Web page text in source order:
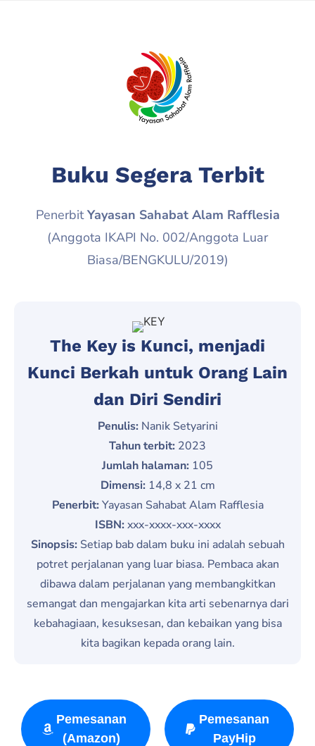
Buku Segera Terbit
PenerbitYayasan Sahabat Alam Rafflesia
(Anggota IKAPI No. 002/Anggota Luar
Biasa/BENGKULU/2019)
The Key is Kunci, menjadi
Kunci Berkah untuk Orang Lain
dan Diri Sendiri
Penulis:Nanik Setyarini
Tahun terbit: 2023
Jumlah halaman: 105
Dimensi:14,8 x 21 cm
Penerbit:Yayasan Sahabat Alam Rafflesia
ISBN:xxx-xxxx-xxx-xxxx
Sinopsis: Setiap bab dalam buku ini adalah sebuah
potret perjalanan yang luar biasa. Pembaca akan
dibawa dalam perjalanan yang membangkitkan
semangat dan mengajarkan kita arti sebenarnya dari
kebahagiaan, kesuksesan, dan kebaikan yang bisa
kita bagikan kepada orang lain.
Pemesanan
(Amazon)
Pemesanan
PayHip